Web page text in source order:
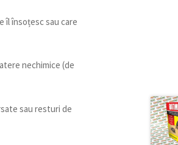
îl însoțesc sau care
nechimice (de
sau resturi de